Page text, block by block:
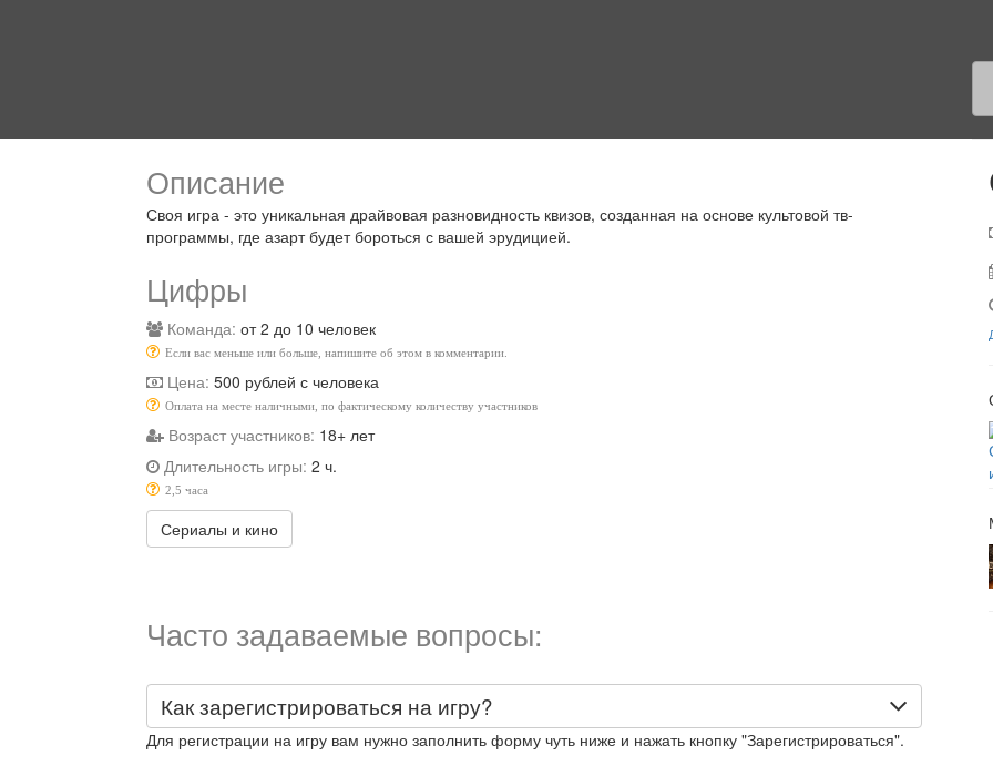
Описание
Своя игра - это уникальная драйвовая разновидность квизов, созданная на основе культовой тв-
программы, где азарт будет бороться с вашей эрудицией.
Цифры
Команда: от 2 до 10 человек
Если вас меньше или больше, напишите об этом в комментарии.
Цена: 500 рублей с человека
Оплата на месте наличными, по фактическому количеству участников
Возраст участников: 18+ лет
Длительность игры: 2 ч.
2,5 часа
Сериалы и кино
Часто задаваемые вопросы:
Как зарегистрироваться на игру?
Для регистрации на игру вам нужно заполнить форму чуть ниже и нажать кнопку "Зарегистрироваться".